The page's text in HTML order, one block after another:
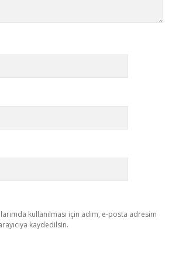
kullanılması için adım, e-posta adresim
kaydedilsin.